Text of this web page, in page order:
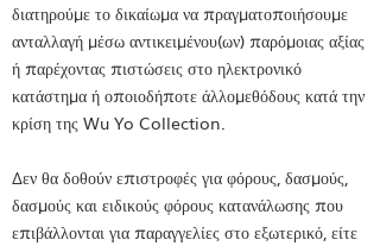
διατηρούμε το δικαίωμα να πραγματοποιήσουμε
ανταλλαγή μέσω αντικειμένου(ων) παρόμοιας αξίας
ή παρέχοντας πιστώσεις στο ηλεκτρονικό
κατάστημα ή οποιοδήποτε άλλομεθόδους κατά την
κρίση της Wu Yo Collection.
Δεν θα δοθούν επιστροφές για φόρους, δασμούς,
δασμούς και ειδικούς φόρους κατανάλωσης που
επιβάλλονται για παραγγελίες στο εξωτερικό, είτε